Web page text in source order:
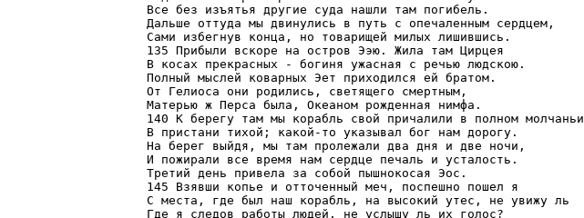
Все без изъятья другие суда нашли там погибель.
Дальше оттуда мы двинулись в путь с опечаленным сердцем,
Сами избегнув конца, но товарищей милых лишившись.
135 Прибыли вскоре на остров Ээю. Жила там Цирцея
В косах прекрасных - богиня ужасная с речью людскою.
Полный мыслей коварных Эет приходился ей братом.
От Гелиоса они родились, светящего смертным,
Матерью ж Перса была, Океаном рожденная нимфа.
140 К берегу там мы корабль свой причалили в полном молчаньи
В пристани тихой; какой-то указывал бог нам дорогу.
На берег выйдя, мы там пролежали два дня и две ночи,
И пожирали все время нам сердце печаль и усталость.
Третий день привела за собой пышнокосая Эос.
145 Взявши копье и отточенный меч, поспешно пошел я
С места, где был наш корабль, на высокий утес, не увижу ль
Где я следов работы людей, не услышу ль их голос?